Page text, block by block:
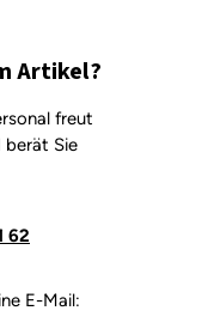
Artikel?
freut
berät Sie
62
E-Mail: